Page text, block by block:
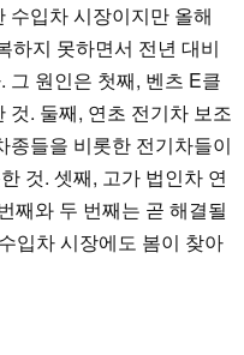
수입차 시장이지만 올해
하지 못하면서 전년 대비
그 원인은 첫째, 벤츠 E클
것. 둘째, 연초 전기차 보조
종들을 비롯한 전기차들이
것. 셋째, 고가 법인차 연
째와 두 번째는 곧 해결될
입차 시장에도 봄이 찾아